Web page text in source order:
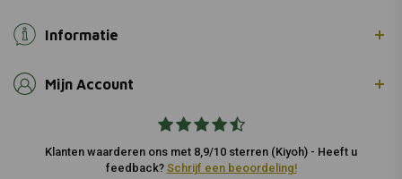
Informatie
Mijn Account
Klanten waarderen ons met 8,9/10 sterren (Kiyoh) - Heeft u
feedback? Schrijf een beoordeling!